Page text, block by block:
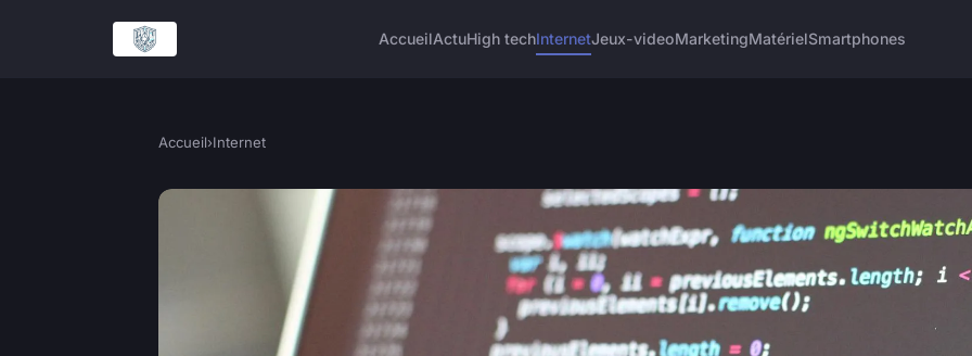
AccueilActuHigh techInternetJeux-videoMarketingMatérielSmartphones
Accueil›Internet